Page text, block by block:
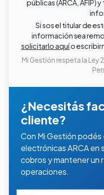
públicas (ARCA, AFIP)
Si sos el titular de
información sea
solicitarlo aquío
Mi Gestión respeta la
¿Necesitás
cliente?
Con Mi Gestión
electrónicas ARCA
cobros y mantener un
operaciones.